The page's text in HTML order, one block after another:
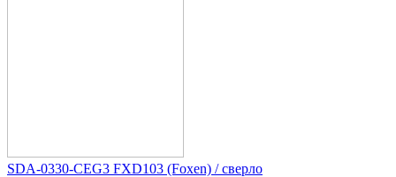
SDA-0330-CEG3 FXD103 (Foxen) / сверло